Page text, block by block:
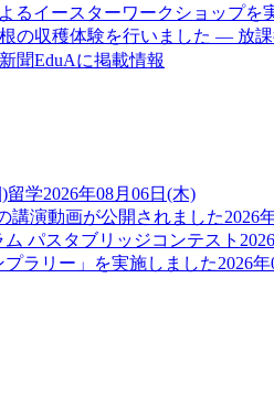
るイースターワークショップを
の収穫体験を行いました ― 放
聞EduAに掲載情報
留学2026年08月06日(木)
講演動画が公開されました2026
パスタブリッジコンテスト
プラリー」を実施しました2026